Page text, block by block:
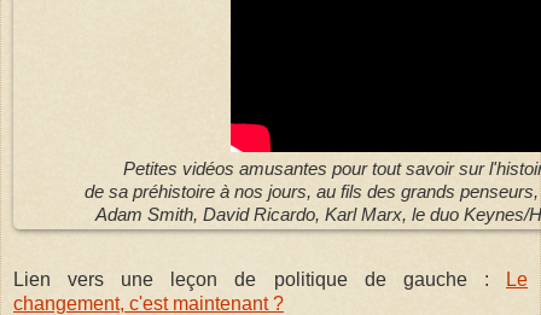
Petites vidéos amusantes pour tout savoir sur
de sa préhistoire à nos jours, au fils des grands
Adam Smith, David Ricardo, Karl Marx, le duo Keynes/
Lien vers une leçon de politique de gauche :
Le
changement, c'est maintenant ?